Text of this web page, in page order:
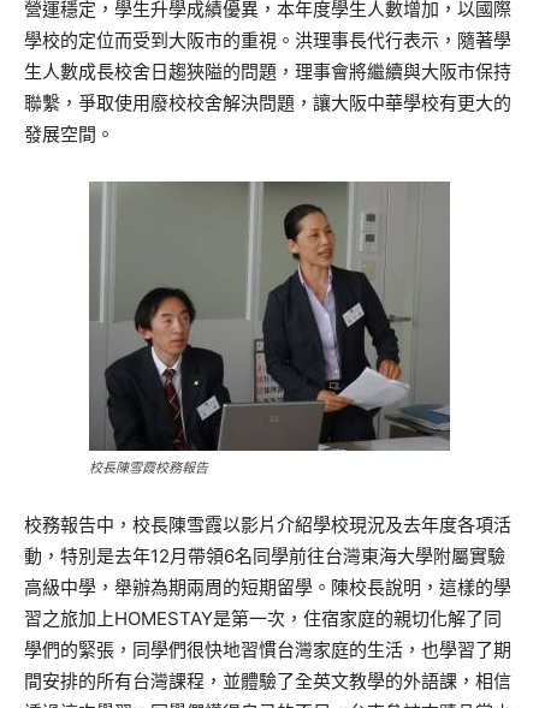
營運穩定，學生升學成績優異，本年度學生人數增加，以國際
學校的定位而受到大阪市的重視。洪理事長代行表示，隨著學
生人數成長校舍日趨狹隘的問題，理事會將繼續與大阪市保持
聯繫，爭取使用廢校校舍解決問題，讓大阪中華學校有更大的
發展空間。
校長陳雪霞校務報告
校務報告中，校長陳雪霞以影片介紹學校現況及去年度各項活
動，特別是去年12月帶領6名同學前往台灣東海大學附屬實驗
高級中學，舉辦為期兩周的短期留學。陳校長說明，這樣的學
習之旅加上HOMESTAY是第一次，住宿家庭的親切化解了同
學們的緊張，同學們很快地習慣台灣家庭的生活，也學習了期
間安排的所有台灣課程，並體驗了全英文教學的外語課，相信